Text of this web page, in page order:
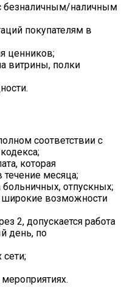
безналичным/наличным
покупателям в
ценников;
витрины, полки
соответствии с
которая
течение месяца;
больничных, отпускных;
широкие возможности
2, допускается работа
день, по
сети;